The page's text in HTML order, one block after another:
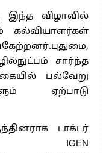
இந்த விழாவில்
கல்வியாளர்கள்
சார்ந்த
பல்வேறு
ஏற்பாடு
டாக்டர்
IGEN